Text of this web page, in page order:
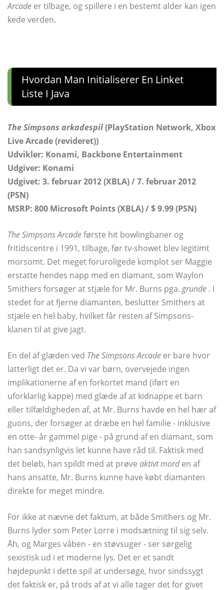
Arcade er tilbage, og spillere i en bestemt alder kan igen
kede verden.
Hvordan Man Initialiserer En Linket
Liste I Java
The Simpsons arkadespil(PlayStation Network, Xbox
Live Arcade (revideret))
Udvikler: Konami, Backbone Entertainment
Udgiver: Konami
Udgivet: 3. februar 2012 (XBLA) / 7. februar 2012
(PSN)
MSRP: 800 Microsoft Points (XBLA) / $ 9.99 (PSN)
The Simpsons Arcadeførste hit bowlingbaner og
fritidscentre i 1991, tilbage, før tv-showet blev legitimt
morsomt. Det meget foruroligede komplot ser Maggie
erstatte hendes napp med en diamant, som Waylon
Smithers forsøger at stjæle for Mr. Burns pga. grunde . I
stedet for at fjerne diamanten, beslutter Smithers at
stjæle en hel baby, hvilket får resten af ​​Simpsons-
klanen til at give jagt.
En del af glæden ved The Simpsons Arcade er bare hvor
latterligt det er. Da vi var børn, overvejede ingen
implikationerne af en forkortet mand (iført en
uforklarlig kappe) med glæde af at kidnappe et barn
eller tilfældigheden af, at Mr. Burns havde en hel hær af
guons, der forsøger at dræbe en hel familie - inklusive
en otte- år gammel pige - på grund af en diamant, som
han sandsynligvis let kunne have råd til. Faktisk med
det beløb, han spildt med at prøve aktivt morden af ​​
hans ansatte, Mr. Burns kunne have købt diamanten
direkte for meget mindre.
For ikke at nævne det faktum, at både Smithers og Mr.
Burns lyder som Peter Lorre i modsætning til sig selv.
Åh, og Marges våben - en støvsuger - ser sørgelig
sexistisk ud i et moderne lys. Det er et sandt
højdepunkt i dette spil at undersøge, hvor sindssygt
det faktisk er, på trods af at vi alle tager det for givet